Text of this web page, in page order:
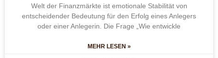
Welt der Finanzmärkte ist emotionale Stabilität von
entscheidender Bedeutung für den Erfolg eines Anlegers
oder einer Anlegerin. Die Frage „Wie entwickle
MEHR LESEN »